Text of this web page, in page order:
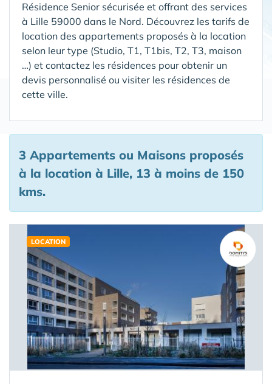
Résidence Senior sécurisée et offrant des services
à Lille 59000 dans le Nord. Découvrez les tarifs de
location des appartements proposés à la location
selon leur type (Studio, T1, T1bis, T2, T3, maison
…) et contactez les résidences pour obtenir un
devis personnalisé ou visiter les résidences de
cette ville.
3 Appartements ou Maisons proposés
à la location à Lille, 13 à moins de 150
kms.
LOCATION